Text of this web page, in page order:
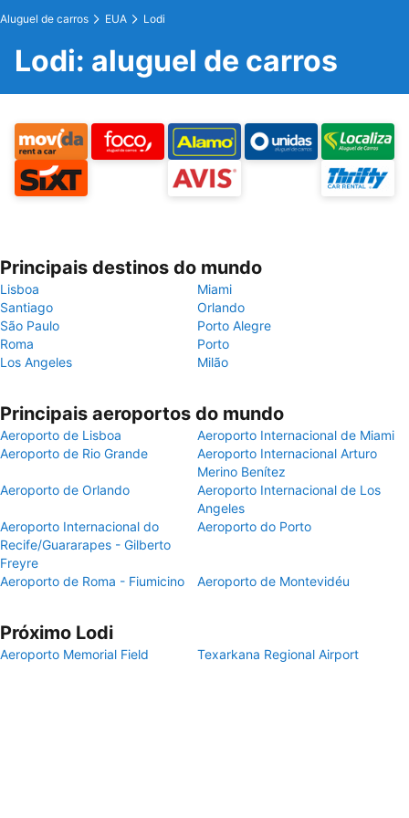
Aluguel de carros EUA Lodi
Lodi: aluguel de carros
Principais destinos do mundo
Lisboa
Miami
Santiago
Orlando
São Paulo
Porto Alegre
Roma
Porto
Los Angeles
Milão
Principais aeroportos do mundo
Aeroporto de Lisboa
Aeroporto Internacional de Miami
Aeroporto de Rio Grande
Aeroporto Internacional Arturo
Merino Benítez
Aeroporto de Orlando
Aeroporto Internacional de Los
Angeles
Aeroporto Internacional do
Recife/Guararapes - Gilberto
Freyre
Aeroporto do Porto
Aeroporto de Roma - Fiumicino Aeroporto de Montevidéu
Próximo Lodi
Aeroporto Memorial Field Texarkana Regional Airport